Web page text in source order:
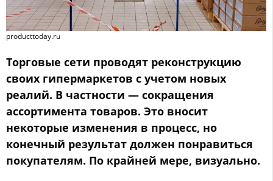
producttoday.ru
Торговые сети проводят реконструкцию
своих гипермаркетов с учетом новых
реалий. В частности — сокращения
ассортимента товаров. Это вносит
некоторые изменения в процесс, но
конечный результат должен понравиться
покупателям. По крайней мере, визуально.